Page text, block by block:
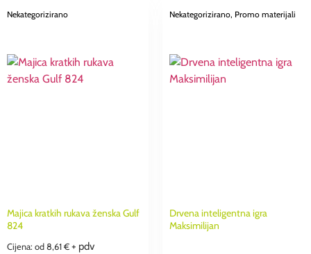
0,00 €
Nekategorizirano
Majica kratkih rukava ženska Gulf
824
Cijena: od 8,61 € + pdv
Nekategorizirano, Promo materijali
Drvena inteligentna igra
Maksimilijan